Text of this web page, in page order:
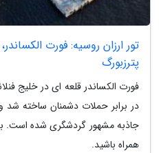
تور ارزان روسیه: فورت
پترزبورگ
فورت الکساندر قلعه ای در خلیج
در برابر حملات دشمنان ساخته
جاذبه مشهور گردشگری شده است.
همراه باشید.